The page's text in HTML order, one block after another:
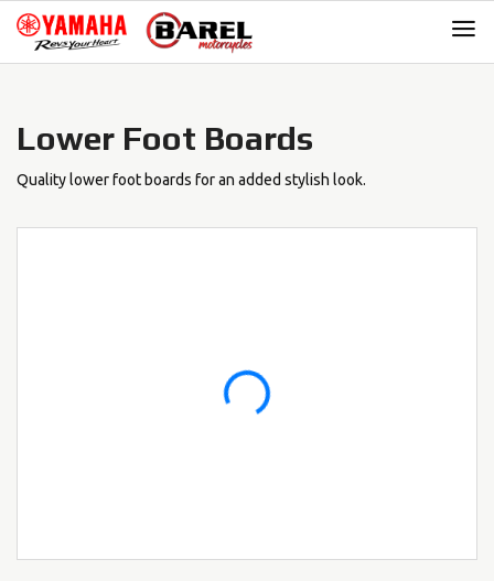
Skip
navigation
Skip
content
Lower Foot Boards
Quality lower foot boards for an added stylish look.